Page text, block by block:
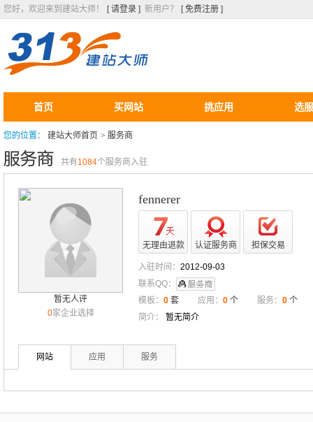
您好，欢迎来到建站大师！ [ 请登录 ] 新用户？ [ 免费注册 ]
首页 买网站 挑应用 选
您的位置： 建站大师首页 > 服务商
共有1084个服务商入驻
暂无人评
0家企业选择
fennerer
无理由退款 认证服务商 担保交易
入驻时间： 2012-09-03
联系QQ：
模板： 0 套 应用： 0 个 服务： 0 个
简介：
暂无简介
网站 应用 服务